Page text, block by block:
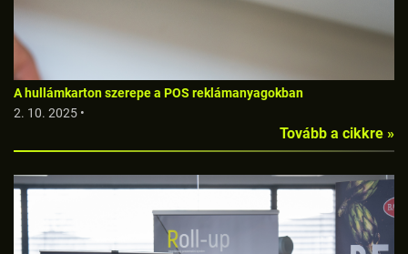
A hullámkarton szerepe a POS reklámanyagokban
2. 10. 2025 •
Tovább a cikkre »